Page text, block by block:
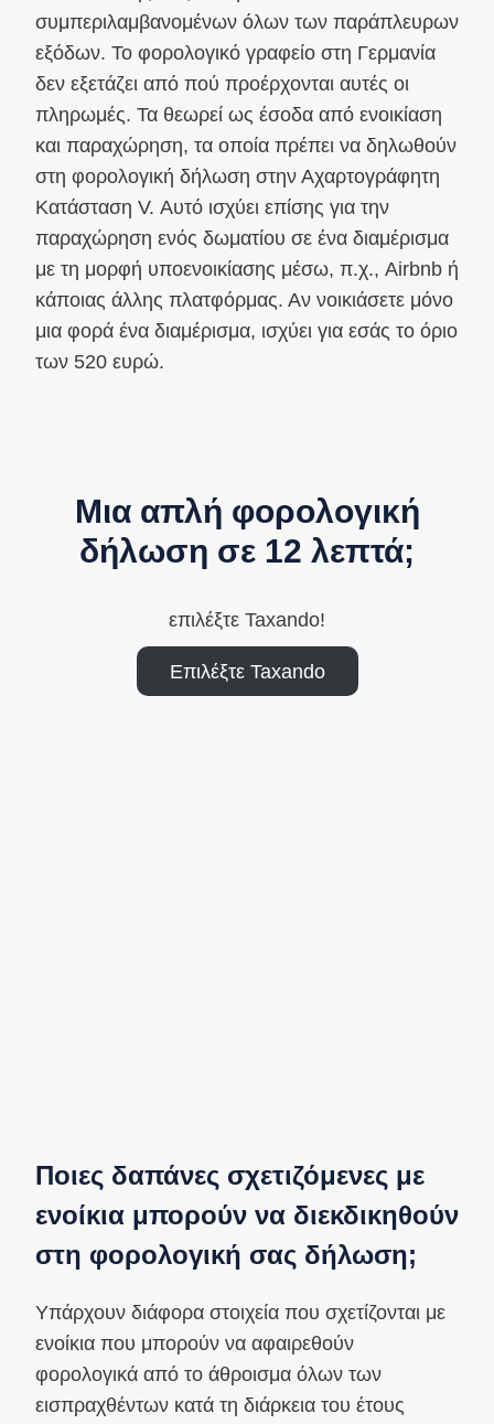
συμπεριλαμβανομένων όλων των παράπλευρων
εξόδων. Το φορολογικό γραφείο στη Γερμανία
δεν εξετάζει από πού προέρχονται αυτές οι
πληρωμές. Τα θεωρεί ως έσοδα από ενοικίαση
και παραχώρηση, τα οποία πρέπει να δηλωθούν
στη φορολογική δήλωση στην Αχαρτογράφητη
Κατάσταση V. Αυτό ισχύει επίσης για την
παραχώρηση ενός δωματίου σε ένα διαμέρισμα
με τη μορφή υποενοικίασης μέσω, π.χ., Airbnb ή
κάποιας άλλης πλατφόρμας. Αν νοικιάσετε μόνο
μια φορά ένα διαμέρισμα, ισχύει για εσάς το όριο
των 520 ευρώ.
Μια απλή φορολογική
δήλωση σε 12 λεπτά;
επιλέξτε Taxando!
Επιλέξτε Taxando
Ποιες δαπάνες σχετιζόμενες με
ενοίκια μπορούν να διεκδικηθούν
στη φορολογική σας δήλωση;
Υπάρχουν διάφορα στοιχεία που σχετίζονται με
ενοίκια που μπορούν να αφαιρεθούν
φορολογικά από το άθροισμα όλων των
εισπραχθέντων κατά τη διάρκεια του έτους